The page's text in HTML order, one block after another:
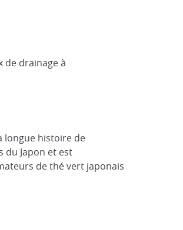
de drainage à
longue histoire de
du Japon et est
de thé vert japonais